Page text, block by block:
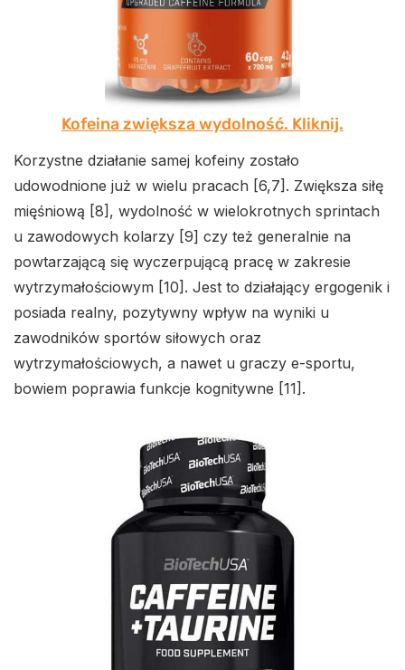
Kofeina zwiększa wydolność. Kliknij.
Korzystne działanie samej kofeiny zostało
udowodnione już w wielu pracach [6,7]. Zwiększa siłę
mięśniową [8], wydolność w wielokrotnych sprintach
u zawodowych kolarzy [9] czy też generalnie na
powtarzającą się wyczerpującą pracę w zakresie
wytrzymałościowym [10]. Jest to działający ergogenik i
posiada realny, pozytywny wpływ na wyniki u
zawodników sportów siłowych oraz
wytrzymałościowych, a nawet u graczy e-sportu,
bowiem poprawia funkcje kognitywne [11].